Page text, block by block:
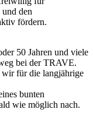
den
fördern.
50 Jahren und viele
bei der TRAVE.
wir für die langjährige
bunten
wie möglich nach.